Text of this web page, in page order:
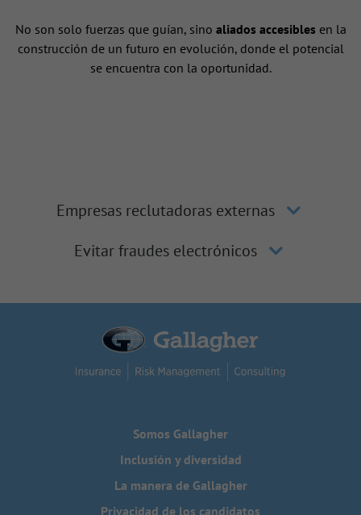
No son solo fuerzas que guían, sino aliados accesiblesen la
construcción de un futuro en evolución, donde el potencial
se encuentra con la oportunidad.
Empresas reclutadoras externas
Evitar fraudes electrónicos
Somos Gallagher
Inclusión y diversidad
La manera de Gallagher
Privacidad de los candidatos